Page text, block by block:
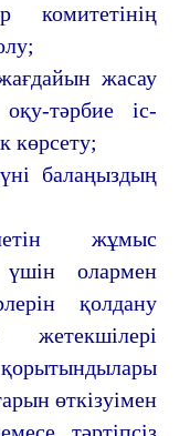
комитетінің
жасау
тәрбие іс-
көрсету;
балаңыздың
жұмыс
олармен
қолдану
қорытындылары
өткізуімен